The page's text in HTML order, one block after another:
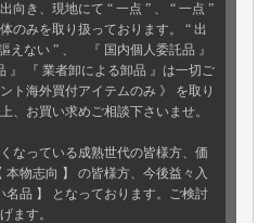
向き、現地にて “ 一点 ” 、 “ 一点 ”
のみを取り扱っております。 “ 出
えない ” 、 『 国内個人委託品 』
』 『 業者卸による卸品 』は一切ご
ト海外買付アイテムのみ 》 を取り
、お買い求めご相談下さいませ。
なっている成熟世代の皆様方、価
物志向 】 の皆様方、今後益々入
名品 】 となっております。ご検討
ます。